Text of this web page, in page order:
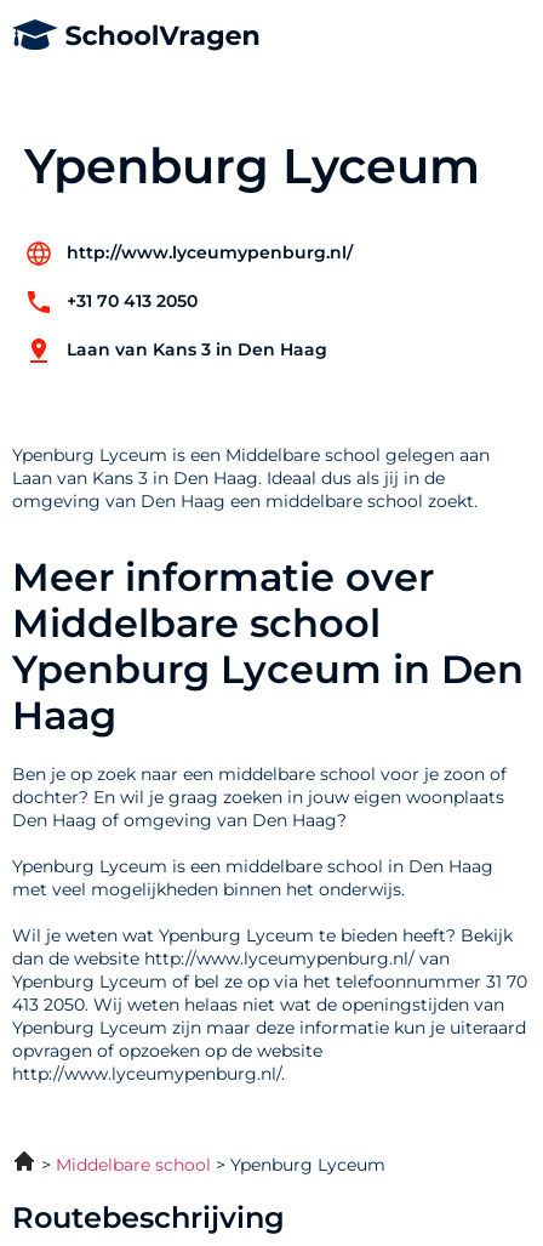
Ypenburg Lyceum
http://www.lyceumypenburg.nl/
+31 70 413 2050
Laan van Kans 3 in Den Haag
Ypenburg Lyceum is een Middelbare school gelegen aan
Laan van Kans 3 in Den Haag. Ideaal dus als jij in de
omgeving van Den Haag een middelbare school zoekt.
Meer informatie over
Middelbare school
Ypenburg Lyceum in Den
Haag
Ben je op zoek naar een middelbare school voor je zoon of
dochter? En wil je graag zoeken in jouw eigen woonplaats
Den Haag of omgeving van Den Haag?
Ypenburg Lyceum is een middelbare school in Den Haag
met veel mogelijkheden binnen het onderwijs.
Wil je weten wat Ypenburg Lyceum te bieden heeft? Bekijk
dan de website http://www.lyceumypenburg.nl/ van
Ypenburg Lyceum of bel ze op via het telefoonnummer 31 70
413 2050. Wij weten helaas niet wat de openingstijden van
Ypenburg Lyceum zijn maar deze informatie kun je uiteraard
opvragen of opzoeken op de website
http://www.lyceumypenburg.nl/.
Middelbare school Ypenburg Lyceum
Routebeschrijving